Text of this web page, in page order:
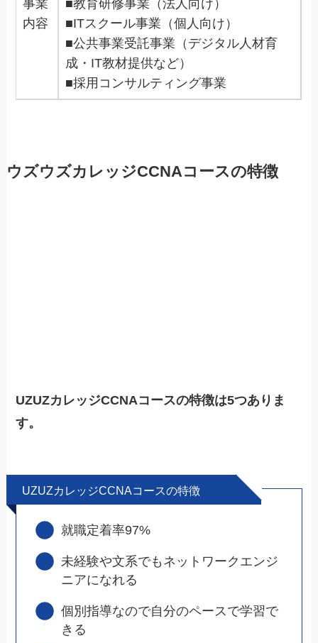
事業
内容
■教育研修事業（法人向け）
■ITスクール事業（個人向け）
■公共事業受託事業（デジタル人材育
成・IT教材提供など）
■採用コンサルティング事業
ウズウズカレッジCCNAコースの特徴
UZUZカレッジCCNAコースの特徴は5つありま
す。
UZUZカレッジCCNAコースの特徴
就職定着率97%
未経験や文系でもネットワークエンジ
ニアになれる
個別指導なので自分のペースで学習で
きる